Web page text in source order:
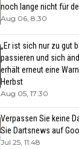
noch lange nicht für
Aug 06, 8:30
„Er ist sich nur zu gut
passieren und sich
erhält erneut eine
Herbst
Aug 05, 17:30
Verpassen Sie keine
Sie Dartsnews auf
Jul 25, 11:48